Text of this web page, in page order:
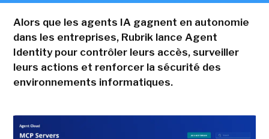
Alors que les agents IA gagnent en autonomie
dans les entreprises, Rubrik lance Agent
Identity pour contrôler leurs accès, surveiller
leurs actions et renforcer la sécurité des
environnements informatiques.